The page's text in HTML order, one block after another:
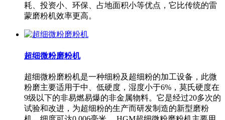
耗、投资小、环保、占地面积小等优点，它比传统的雷
蒙磨粉机效率更高。
超细微粉磨粉机
超细微粉磨粉机是一种细粉及超细粉的加工设备，此微
粉磨主要适用于中、低硬度，湿度小于6%，莫氏硬度在
9级以下的非易燃易爆的非金属物料。它是经过20多次的
试验和改进，为超细粉的生产而研发制造的新型磨粉